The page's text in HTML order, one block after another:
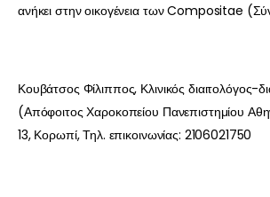
ανήκει στην οικογένεια των Compositae
Κουβάτσος Φίλιππος, Κλινικός διαιτολόγος-
(Απόφοιτος Χαροκοπείου Πανεπιστημίου
13, Κορωπί, Τηλ. επικοινωνίας: 2106021750